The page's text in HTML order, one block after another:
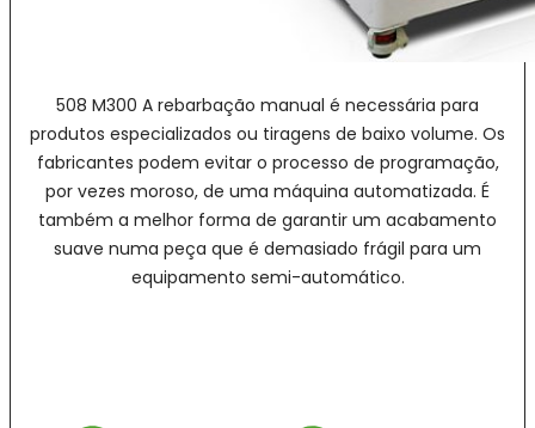
508 M300 A rebarbação manual é necessária para
produtos especializados ou tiragens de baixo volume. Os
fabricantes podem evitar o processo de programação,
por vezes moroso, de uma máquina automatizada. É
também a melhor forma de garantir um acabamento
suave numa peça que é demasiado frágil para um
equipamento semi-automático.